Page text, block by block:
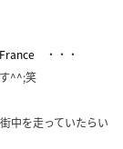
・・・
^^;笑
中を走っていたらい